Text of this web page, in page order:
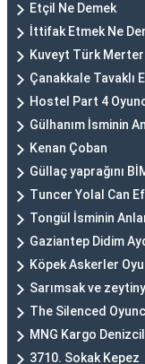
Etçil Ne Demek
İttifak Etmek Ne
Kuveyt Türk
Çanakkale Tavaklı
Hostel Part 4
Gülhanım İsminin
Kenan Çoban
Güllaç yaprağını
Tuncer Yolal Can
Tongül İsminin
Gaziantep Didim
Köpek Askerler
Sarımsak ve
The Silenced
MNG Kargo
3710. Sokak Kepez